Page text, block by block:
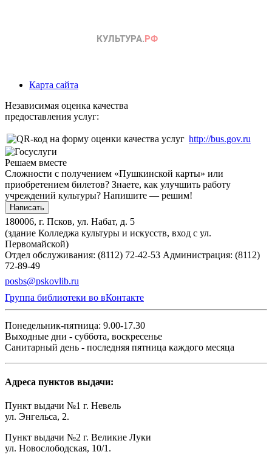
Карта сайта
Независимая оценка качества
предоставления услуг:
http://bus.gov.ru
Решаем вместе
Сложности с получением «Пушкинской карты» или
приобретением билетов? Знаете, как улучшить работу
учреждений культуры? Напишите — решим!
Написать
180006, г. Псков, ул. Набат, д. 5
(здание Колледжа культуры и искусств, вход с ул.
Первомайской)
Отдел обслуживания: (8112) 72-42-53 Администрация: (8112)
72-89-49
posbs@pskovlib.ru
Группа библиотеки во вКонтакте
Понедельник-пятница: 9.00-17.30
Выходные дни - суббота, воскресенье
Санитарный день - последняя пятница каждого месяца
Адреса пунктов выдачи:
Пункт выдачи №1 г. Невель
ул. Энгельса, 2.
Пункт выдачи №2 г. Великие Луки
ул. Новослободская, 10/1.